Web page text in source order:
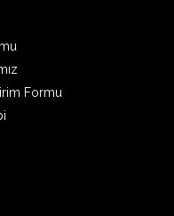
Formu